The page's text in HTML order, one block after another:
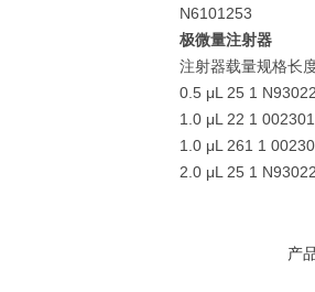
N6101253
极微量注射器
注射器载量规格长
0.5 μL 25 1
1.0 μL 22 1
1.0 μL 261 1
2.0 μL 25 1
产